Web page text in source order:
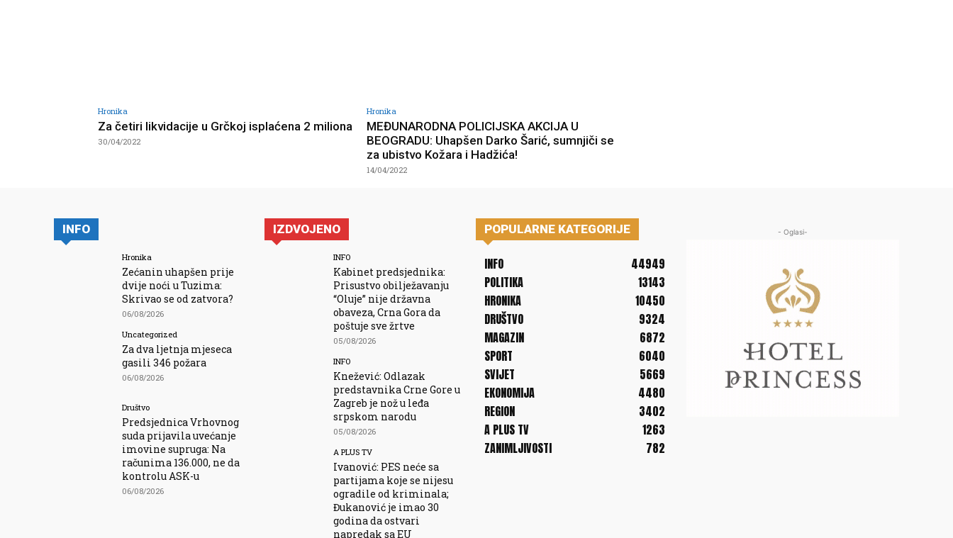
Hronika
Za četiri likvidacije u Grčkoj isplaćena 2 miliona
30/04/2022
Hronika
MEĐUNARODNA POLICIJSKA AKCIJA U
BEOGRADU: Uhapšen Darko Šarić, sumnjiči se
za ubistvo Kožara i Hadžića!
14/04/2022
INFO
Hronika
Zećanin uhapšen prije
dvije noći u Tuzima:
Skrivao se od zatvora?
06/08/2026
Uncategorized
Za dva ljetnja mjeseca
gasili 346 požara
06/08/2026
Društvo
Predsjednica Vrhovnog
suda prijavila uvećanje
imovine supruga: Na
računima 136.000, ne da
kontrolu ASK-u
06/08/2026
IZDVOJENO
INFO
Kabinet predsjednika:
Prisustvo obilježavanju
“Oluje” nije državna
obaveza, Crna Gora da
poštuje sve žrtve
05/08/2026
INFO
Knežević: Odlazak
predstavnika Crne Gore u
Zagreb je nož u leđa
srpskom narodu
05/08/2026
A PLUS TV
Ivanović: PES neće sa
partijama koje se nijesu
ogradile od kriminala;
Đukanović je imao 30
godina da ostvari
napredak sa EU
POPULARNE KATEGORIJE
INFO
44949
POLITIKA
13143
HRONIKA
10450
DRUŠTVO
9324
MAGAZIN
6872
SPORT
6040
SVIJET
5669
EKONOMIJA
4480
REGION
3402
A PLUS TV
1263
ZANIMLJIVOSTI
782
- Oglasi-